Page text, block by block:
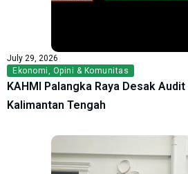
July 29, 2026
Ekonomi, Opini & Komunitas
KAHMI Palangka Raya Desak
Kalimantan Tengah